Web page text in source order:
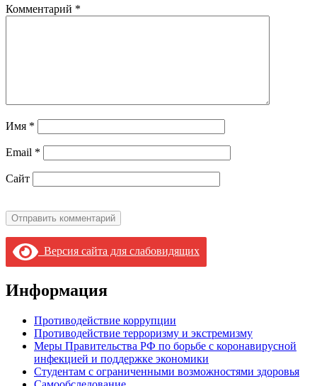
Комментарий *
Имя *
Email *
Сайт
Версия сайта для слабовидящих
Информация
Противодействие коррупции
Противодействие терроризму и экстремизму
Меры Правительства РФ по борьбе с коронавирусной
инфекцией и поддержке экономики
Студентам с ограниченными возможностями здоровья